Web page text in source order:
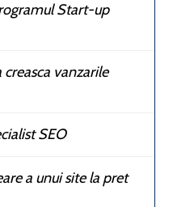
Start-up
vanzarile
SEO
a unui site la pret